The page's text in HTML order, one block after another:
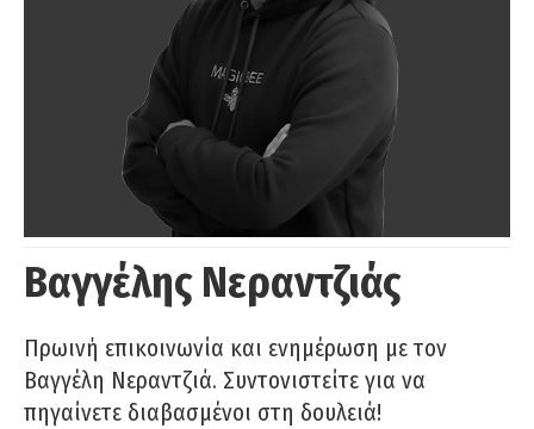
Βαγγέλης Νεραντζιάς
Πρωινή επικοινωνία και ενημέρωση με τον
Βαγγέλη Νεραντζιά. Συντονιστείτε για να
πηγαίνετε διαβασμένοι στη δουλειά!